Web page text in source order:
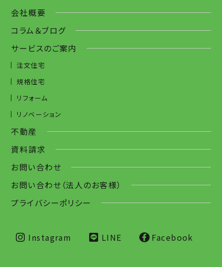
会社概要
コラム＆ブログ
サービスのご案内
注文住宅
規格住宅
リフォーム
リノベーション
不動産
資料請求
お問い合わせ
お問い合わせ（法人のお客様）
プライバシーポリシー
Instagram LINE Facebook